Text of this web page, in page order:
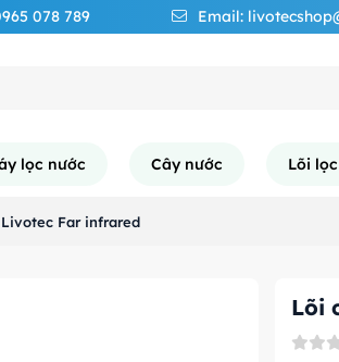
078 789 Email:
lọc nước Cây nước Lõi
Far infrared
Lõi